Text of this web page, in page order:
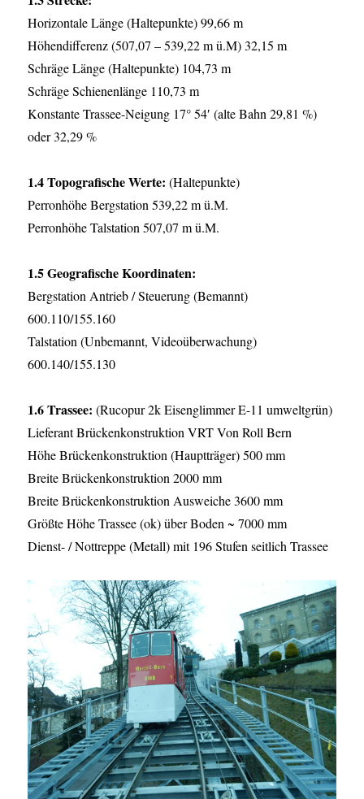
Horizontale Länge (Haltepunkte) 99,66 m
Höhendifferenz (507,07 – 539,22 m ü.M) 32,15 m
Schräge Länge (Haltepunkte) 104,73 m
Schräge Schienenlänge 110,73 m
Konstante Trassee-Neigung 17° 54′ (alte Bahn 29,81 %)
oder 32,29 %
1.4 Topografische Werte: (Haltepunkte)
Perronhöhe Bergstation 539,22 m ü.M.
Perronhöhe Talstation 507,07 m ü.M.
1.5 Geografische Koordinaten:
Bergstation Antrieb / Steuerung (Bemannt)
600.110/155.160
Talstation (Unbemannt, Videoüberwachung)
600.140/155.130
1.6 Trassee: (Rucopur 2k Eisenglimmer E-11 umweltgrün)
Lieferant Brückenkonstruktion VRT Von Roll Bern
Höhe Brückenkonstruktion (Hauptträger) 500 mm
Breite Brückenkonstruktion 2000 mm
Breite Brückenkonstruktion Ausweiche 3600 mm
Größte Höhe Trassee (ok) über Boden ~ 7000 mm
Dienst- / Nottreppe (Metall) mit 196 Stufen seitlich Trassee